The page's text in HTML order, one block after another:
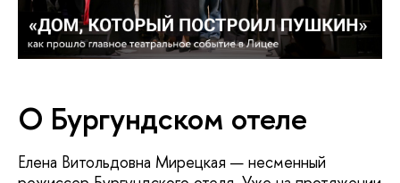
О Бургундском отеле
Елена Витольдовна Мирецкая — несменный